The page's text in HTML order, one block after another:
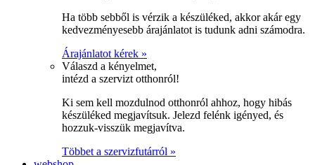
Ha több sebből is vérzik a készüléked, akkor akár egy
kedvezményesebb árajánlatot is tudunk adni számodra.
Árajánlatot kérek »
Válaszd a kényelmet,
intézd a szervizt otthonról!
Ki sem kell mozdulnod otthonról ahhoz, hogy hibás
készüléked megjavítsuk. Jelezd felénk igényed, és
hozzuk-visszük megjavítva.
Többet a szervizfutárról »